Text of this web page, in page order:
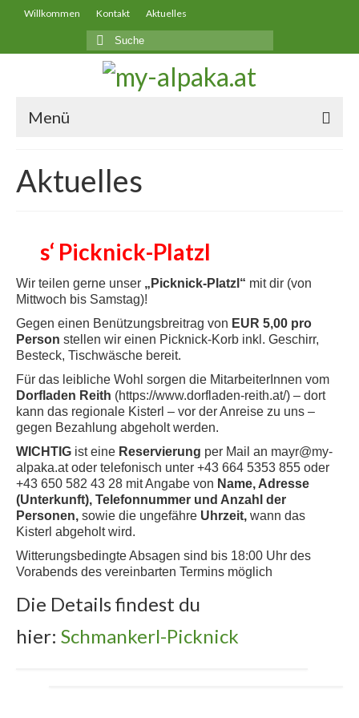
Willkommen Kontakt Aktuelles
Suche
nach:
Menü
Wissenswertes
Alpakawanderung
Appartement Reichwand
Unsere Produkte
Aktuelles
Aktuelles
s‘ Picknick-Platzl
Wir teilen gerne unser „Picknick-Platzl“ mit dir (von
Mittwoch bis Samstag)!
Gegen einen Benützungsbreitrag von EUR 5,00 pro
Person stellen wir einen Picknick-Korb inkl. Geschirr,
Besteck, Tischwäsche bereit.
Für das leibliche Wohl sorgen die MitarbeiterInnen vom
Dorfladen Reith (https://www.dorfladen-reith.at/) – dort
kann das regionale Kisterl – vor der Anreise zu uns –
gegen Bezahlung abgeholt werden.
WICHTIG ist eine Reservierung per Mail an mayr@my-
alpaka.at oder telefonisch unter +43 664 5353 855 oder
+43 650 582 43 28 mit Angabe von Name, Adresse
(Unterkunft), Telefonnummer und Anzahl der
Personen, sowie die ungefähre Uhrzeit, wann das
Kisterl abgeholt wird.
Witterungsbedingte Absagen sind bis 18:00 Uhr des
Vorabends des vereinbarten Termins möglich
Die Details findest du
hier: Schmankerl-Picknick